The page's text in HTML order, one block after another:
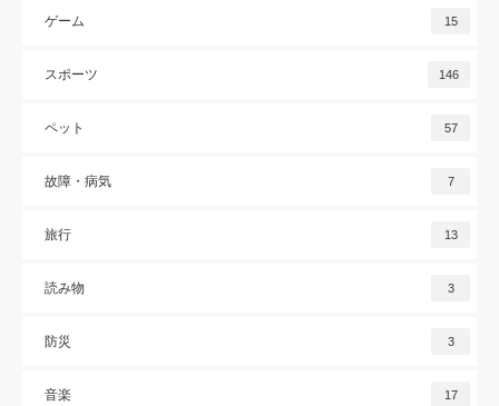
ゲーム 15
スポーツ 146
ペット 57
故障・病気 7
旅行 13
読み物 3
防災 3
音楽 17